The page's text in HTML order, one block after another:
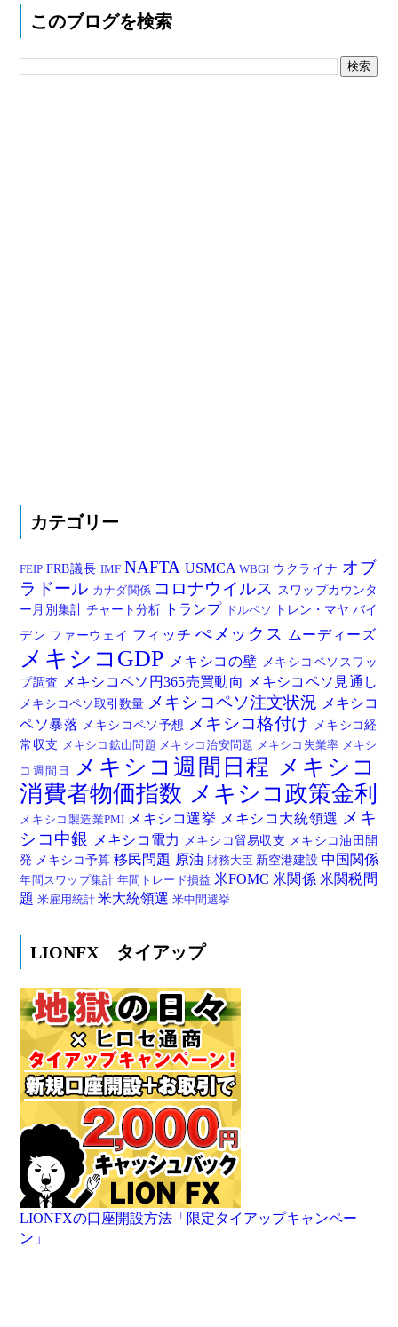
このブログを検索
カテゴリー
FEIPFRB議長IMF NAFTA USMCAWBGI ウクライナ オブ
ラドール カナダ関係 コロナウイルス
スワップカウンタ
ー月別集計 チャート分析 トランプ ドルペソ トレン・マヤバイ
デン ファーウェイ フィッチぺメックス ムーディーズ
メキシコGDP メキシコの壁
メキシコペソスワッ
プ調査
メキシコペソ円365売買動向 メキシコペソ見通し
メキシコペソ取引数量 メキシコペソ注文状況 メキシコ
ペソ暴落 メキシコペソ予想 メキシコ格付け
メキシコ経
常収支
メキシコ鉱山問題 メキシコ治安問題 メキシコ失業率 メキシ
コ週間日 メキシコ週間日程 メキシコ
消費者物価指数 メキシコ政策金利
メキシコ製造業PMI メキシコ選挙 メキシコ大統領選 メキ
シコ中銀
メキシコ電力 メキシコ貿易収支 メキシコ油田開
発 メキシコ予算移民問題 原油 財務大臣 新空港建設 中国関係
年間スワップ集計 年間トレード損益 米FOMC米関係 米関税問
題米雇用統計米大統領選米中間選挙
LIONFX タイアップ
LIONFXの口座開設方法「限定タイアップキャンペー
ン」